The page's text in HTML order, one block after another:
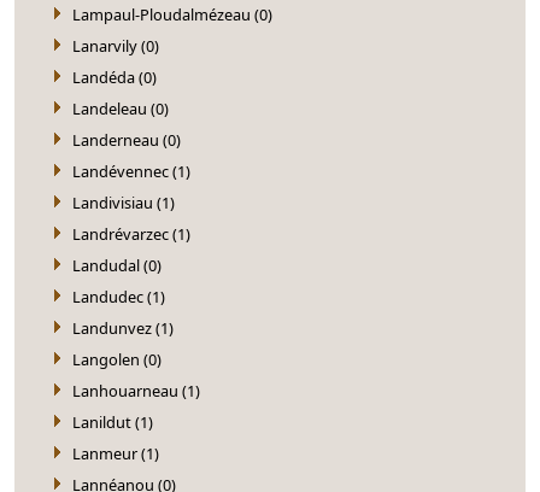
Lampaul-Ploudalmézeau (0)
Lanarvily (0)
Landéda (0)
Landeleau (0)
Landerneau (0)
Landévennec (1)
Landivisiau (1)
Landrévarzec (1)
Landudal (0)
Landudec (1)
Landunvez (1)
Langolen (0)
Lanhouarneau (1)
Lanildut (1)
Lanmeur (1)
Lannéanou (0)